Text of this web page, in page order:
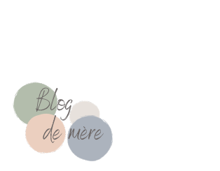
& PARENTALITÉ